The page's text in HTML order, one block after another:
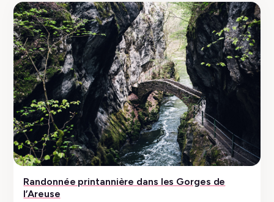
Randonnée printannière dans les Gorges de
l’Areuse